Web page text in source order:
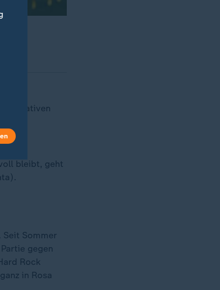
bleibt, geht
Sommer
gegen
Rock
in Rosa